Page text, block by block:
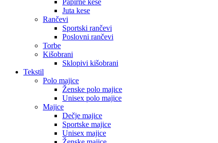
Papirne kese
Juta kese
Rančevi
Sportski rančevi
Poslovni rančevi
Torbe
Kišobrani
Sklopivi kišobrani
Tekstil
Polo majice
Ženske polo majice
Unisex polo majice
Majice
Dečje majice
Sportske majice
Unisex majice